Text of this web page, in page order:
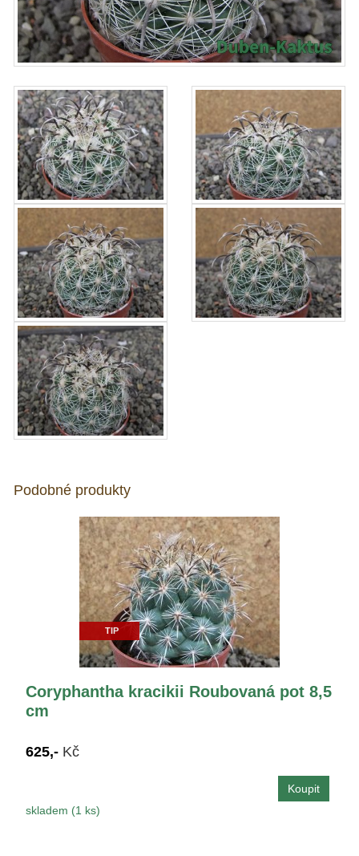
Podobné produkty
TIP
Coryphantha kracikii Roubovaná pot 8,5
cm
625,- Kč
skladem (1 ks)